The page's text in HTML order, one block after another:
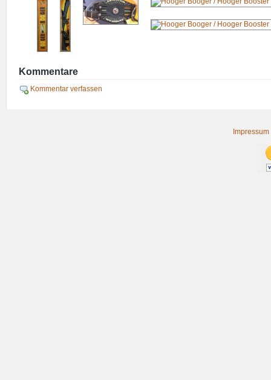
Kommentare
Kommentar verfassen
Impressum